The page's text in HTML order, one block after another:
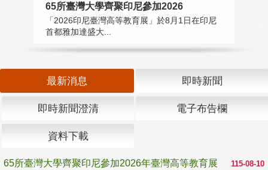
65所臺灣大學齊聚印尼參加2026
「2026印尼臺灣高等教育展」於8月1日在印尼
首都雅加達盛大...
最新消息 即時新聞
即時新聞澄清 電子布告欄
資料下載
115-08-10
65所臺灣大學齊聚印尼參加2026年臺灣高等教育展